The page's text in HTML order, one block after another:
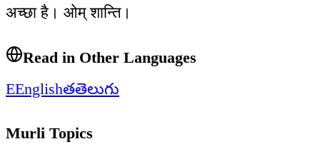
अच्छा है। ओम् शान्ति।
Read in Other Languages
EEnglishతతెలుగు
Murli Topics